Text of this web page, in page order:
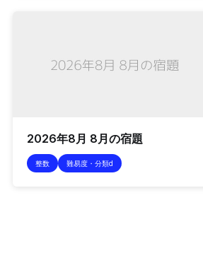
2026年8月 8月の宿題
整数 難易度・分類d